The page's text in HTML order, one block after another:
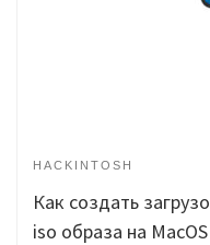
HACKINTOSH
Как создать
iso образа на